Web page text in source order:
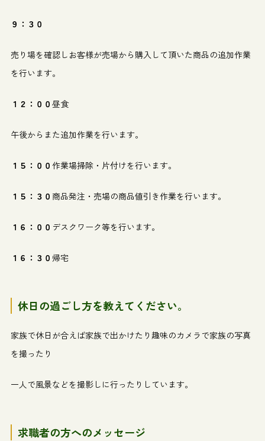
９：３０
売り場を確認しお客様が売場から購入して頂いた商品の追加作業
を行います。
１２：００ 昼食
午後からまた追加作業を行います。
１５：００ 作業場掃除・片付けを行います。
１５：３０ 商品発注・売場の商品値引き作業を行います。
１６：００ デスクワーク等を行います。
１６：３０ 帰宅
休日の過ごし方を教えてください。
家族で休日が合えば家族で出かけたり趣味のカメラで家族の写真
を撮ったり
一人で風景などを撮影しに行ったりしています。
求職者の方へのメッセージ